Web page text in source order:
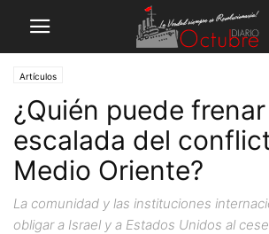
Artículos
¿Quién puede
escalada del
Medio Oriente?
La comunidad y las instituciones
obligar a Israel y a Estados Unidos al